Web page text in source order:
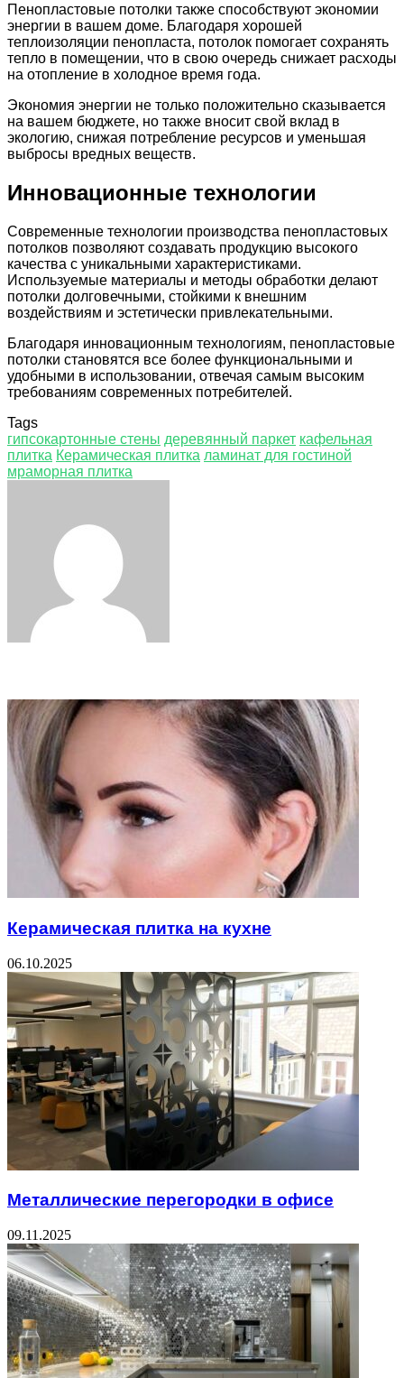
Пенопластовые потолки также способствуют экономии
энергии в вашем доме. Благодаря хорошей
теплоизоляции пенопласта, потолок помогает сохранять
тепло в помещении, что в свою очередь снижает расходы
на отопление в холодное время года.
Экономия энергии не только положительно сказывается
на вашем бюджете, но также вносит свой вклад в
экологию, снижая потребление ресурсов и уменьшая
выбросы вредных веществ.
Инновационные технологии
Современные технологии производства пенопластовых
потолков позволяют создавать продукцию высокого
качества с уникальными характеристиками.
Используемые материалы и методы обработки делают
потолки долговечными, стойкими к внешним
воздействиям и эстетически привлекательными.
Благодаря инновационным технологиям, пенопластовые
потолки становятся все более функциональными и
удобными в использовании, отвечая самым высоким
требованиям современных потребителей.
Tags
гипсокартонные стены деревянный паркет кафельная
плитка Керамическая плитка ламинат для гостиной
мраморная плитка
Керамическая плитка на кухне
06.10.2025
Металлические перегородки в офисе
09.11.2025